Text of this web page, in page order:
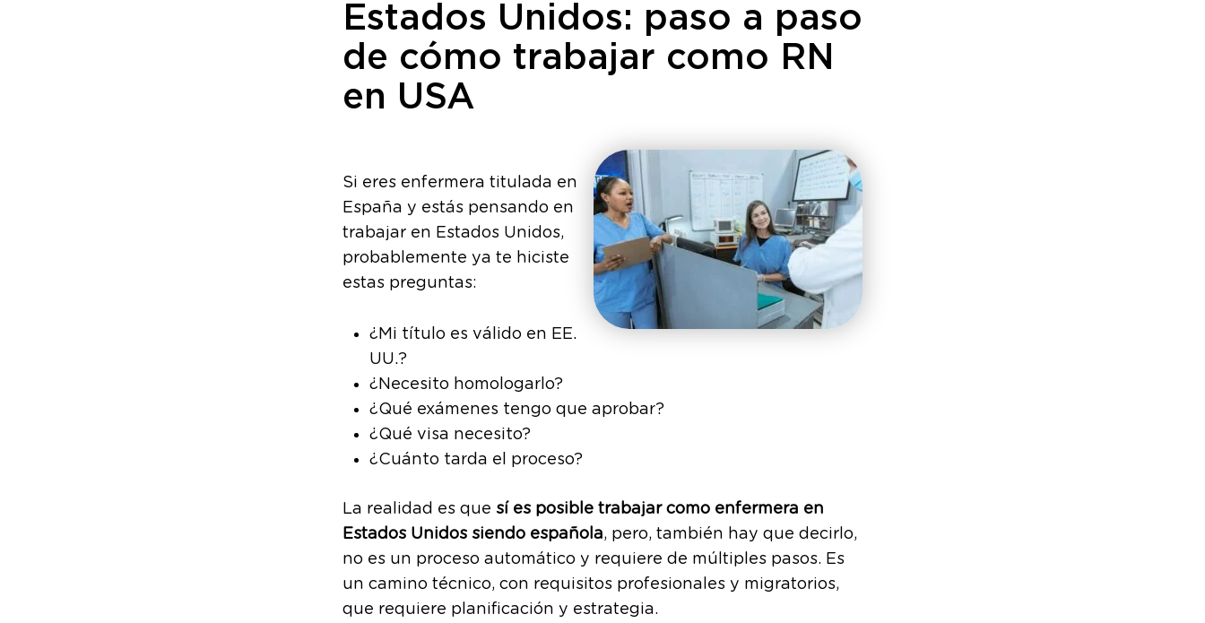
Estados Unidos: paso a paso
de cómo trabajar como RN
en USA
Si eres enfermera titulada en
España y estás pensando en
trabajar en Estados Unidos,
probablemente ya te hiciste
estas preguntas:
¿Mi título es válido en EE.
UU.?
¿Necesito homologarlo?
¿Qué exámenes tengo que aprobar?
¿Qué visa necesito?
¿Cuánto tarda el proceso?
La realidad es que sí es posible trabajar como enfermera en
Estados Unidos siendo española, pero, también hay que decirlo,
no es un proceso automático y requiere de múltiples pasos. Es
un camino técnico, con requisitos profesionales y migratorios,
que requiere planificación y estrategia.